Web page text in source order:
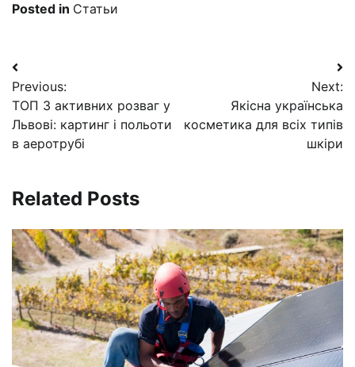
Posted in Статьи
Навигация
по
записям
Previous:
ТОП 3 активних розваг у
Львові: картинг і польоти
в аеротрубі
Next:
Якісна українська
косметика для всіх типів
шкіри
Related Posts